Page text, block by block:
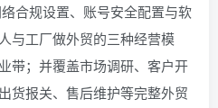
合规设置、账号安全配置与软
与工厂做外贸的三种经营模
带；并覆盖市场调研、客户开
货报关、售后维护等完整外贸